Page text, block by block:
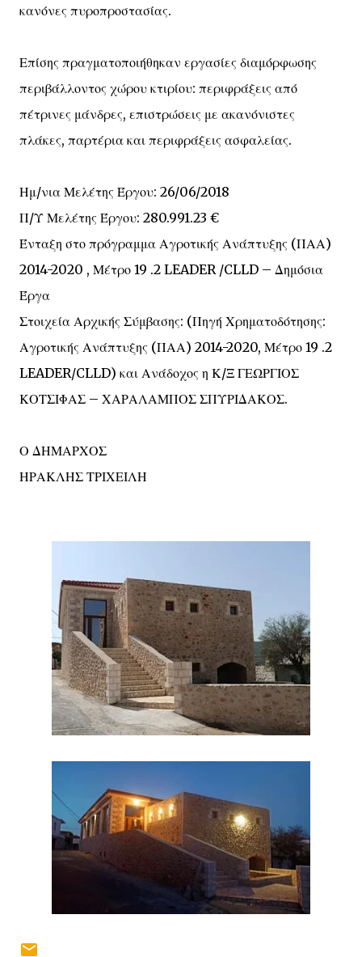
κανόνες πυροπροστασίας.
Επίσης πραγματοποιήθηκαν εργασίες διαμόρφωσης
περιβάλλοντος χώρου κτιρίου: περιφράξεις από
πέτρινες μάνδρες, επιστρώσεις με ακανόνιστες
πλάκες, παρτέρια και περιφράξεις ασφαλείας.
Ημ/νια Μελέτης Έργου: 26/06/2018
Π/Υ Μελέτης Έργου: 280.991.23 €
Ένταξη στο πρόγραμμα Αγροτικής Ανάπτυξης (ΠΑΑ)
2014-2020 , Μέτρο 19 .2 LEADER /CLLD – Δημόσια
Έργα
Στοιχεία Αρχικής Σύμβασης: (Πηγή Χρηματοδότησης:
Αγροτικής Ανάπτυξης (ΠΑΑ) 2014-2020, Μέτρο 19 .2
LEADER/CLLD) και Ανάδοχος η Κ/Ξ ΓΕΩΡΓΙΟΣ
ΚΟΤΣΙΦΑΣ – ΧΑΡΑΛΑΜΠΟΣ ΣΠΥΡΙΔΑΚΟΣ.
Ο ΔΗΜΑΡΧΟΣ
ΗΡΑΚΛΗΣ ΤΡΙΧΕΙΛΗ